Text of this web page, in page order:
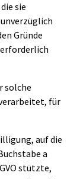
sie
Gründe
solche
für
auf die
a
stützte,